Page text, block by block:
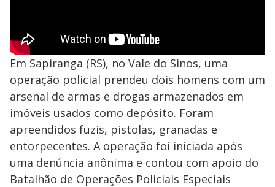
Em Sapiranga (RS), no Vale do Sinos, uma
operação policial prendeu dois homens com um
arsenal de armas e drogas armazenados em
imóveis usados como depósito. Foram
apreendidos fuzis, pistolas, granadas e
entorpecentes. A operação foi iniciada após
uma denúncia anônima e contou com apoio do
Batalhão de Operações Policiais Especiais